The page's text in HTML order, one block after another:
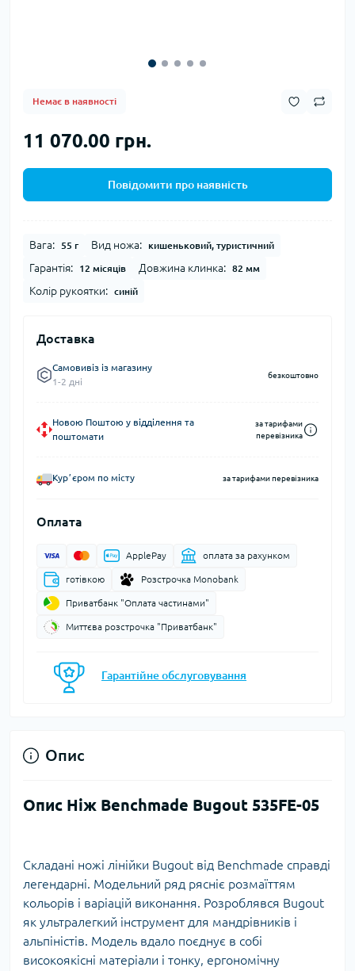
Немає в наявності
11 070.00 грн.
Повідомити про наявність
Вага: 55 г Вид ножа: кишеньковий, туристичний
Гарантія: 12 місяців Довжина клинка: 82 мм
Колір рукоятки: синій
Доставка
Самовивіз із магазину
1-2 дні
безкоштовно
Новою Поштою у відділення та
поштомати
за тарифами
перевізника
Курʼєром по місту за тарифами перевізника
Оплата
ApplePay оплата за рахунком
готівкою Розстрочка Monobank
Приватбанк "Оплата частинами"
Миттєва розстрочка "Приватбанк"
Гарантійне обслуговування
Опис
Опис Ніж Benchmade Bugout 535FE-05
Складані ножі лінійки Bugout від Benchmade справді
легендарні. Модельний ряд рясніє розмаїттям
кольорів і варіацій виконання. Розроблявся Bugout
як ультралегкий інструмент для мандрівників і
альпіністів. Модель вдало поєднує в собі
високоякісні матеріали і тонку, ергономічну